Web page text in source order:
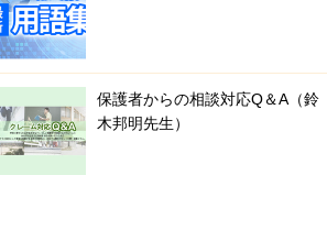
保護者からの相談対応Q＆A（鈴
木邦明先生）